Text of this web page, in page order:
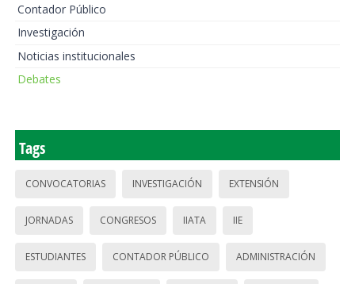
Contador Público
Investigación
Noticias institucionales
Debates
Tags
CONVOCATORIAS INVESTIGACIÓN EXTENSIÓN
JORNADAS CONGRESOS IIATA IIE
ESTUDIANTES CONTADOR PÚBLICO ADMINISTRACIÓN